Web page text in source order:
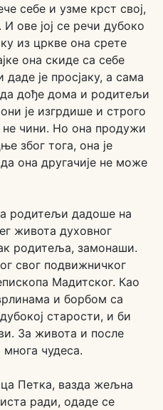
себе и узме крст свој,
ове јој се речи дубоко
из цркве она срете
она скиде са себе
је просјаку, a caма
дође дома и родитељи
је изгрдише и строго
не чини. Но она продужи
због тога, она је
она другачије не може
родитељи дадоше на
живота духовног
родитеља, замонаши.
свог подвижничког
Мадитског. Као
и борбом са
старости, и би
За живота и после
чудеса.
Петка, вазда жељна
ради, одаде се